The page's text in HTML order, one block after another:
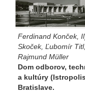
Ferdinand Konček,
Skoček, Ľubomír Titl,
Rajmund Müller
Dom odborov,
a kultúry
Bratislave.